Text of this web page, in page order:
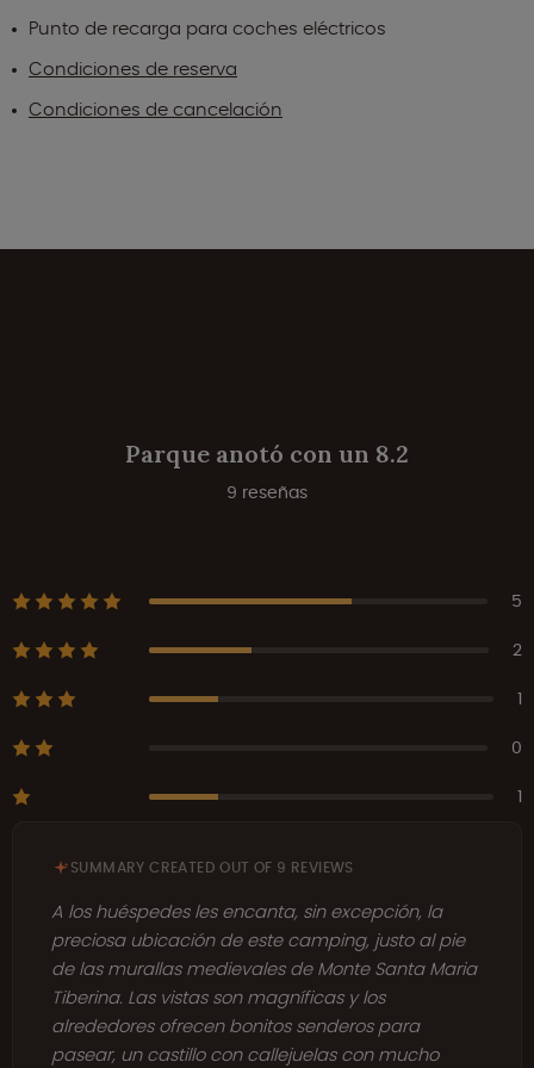
Punto de recarga para coches eléctricos
Condiciones de reserva
Condiciones de cancelación
Parque anotó con un 8.2
9 reseñas
5
2
1
0
1
SUMMARY CREATED OUT OF 9 REVIEWS
A los huéspedes les encanta, sin excepción, la
preciosa ubicación de este camping, justo al pie
de las murallas medievales de Monte Santa Maria
Tiberina. Las vistas son magníficas y los
alrededores ofrecen bonitos senderos para
pasear, un castillo con callejuelas con mucho